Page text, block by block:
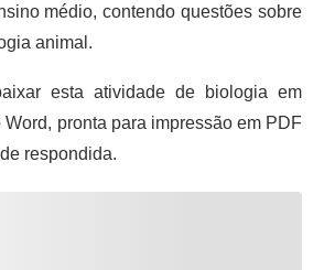
médio, contendo questões sobre
animal.
esta atividade de biologia em
pronta para impressão em PDF
respondida.